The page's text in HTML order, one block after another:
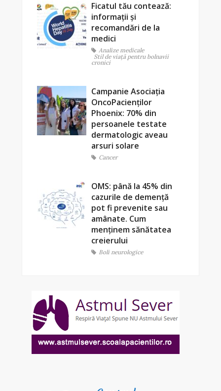
Ficatul tău contează:
informații și
recomandări de la
medici
Analize medicale
Stil de viaţă pentru bolnavii
cronici
Campanie Asociația
OncoPacienților
Phoenix: 70% din
persoanele testate
dermatologic aveau
arsuri solare
Cancer
OMS: până la 45% din
cazurile de demență
pot fi prevenite sau
amânate. Cum
menținem sănătatea
creierului
Boli neurologice